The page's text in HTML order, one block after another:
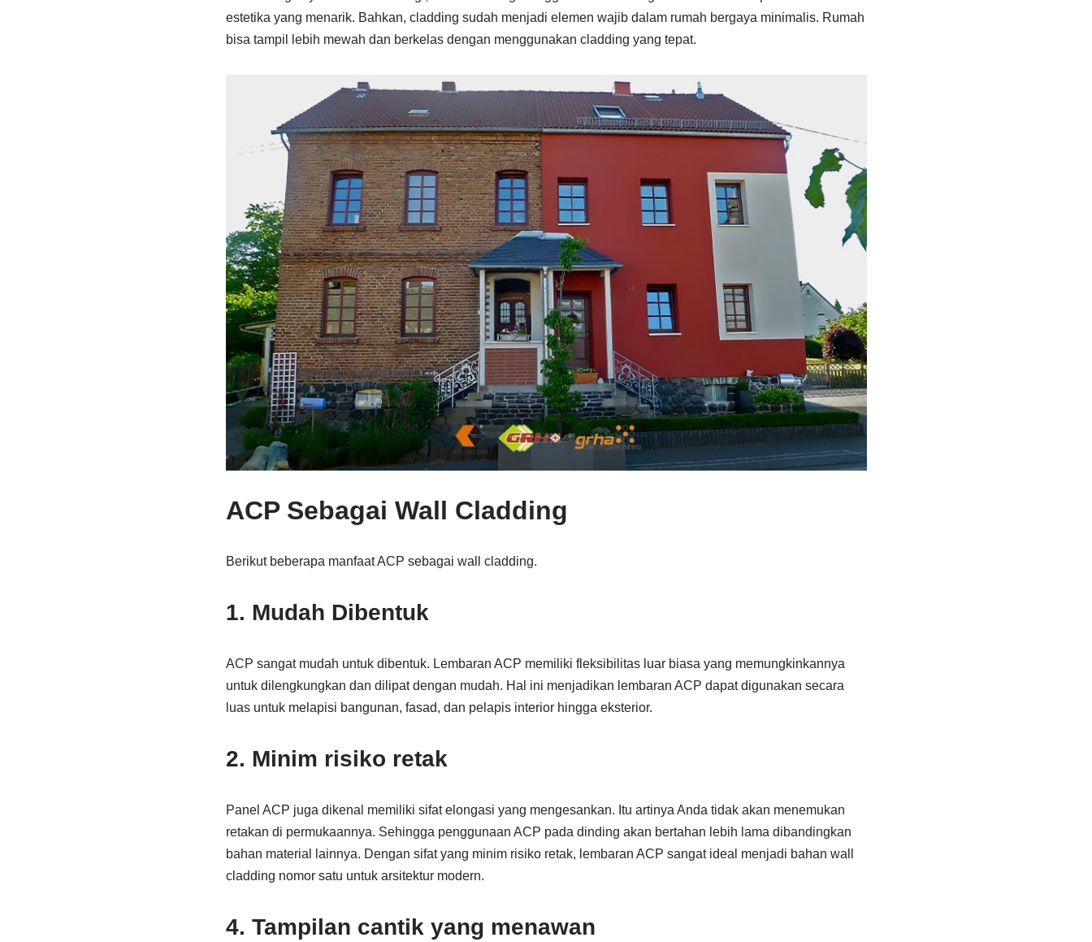
estetika yang menarik. Bahkan, cladding sudah menjadi elemen wajib dalam rumah bergaya minimalis. Rumah
bisa tampil lebih mewah dan berkelas dengan menggunakan cladding yang tepat.
ACP Sebagai Wall Cladding
Berikut beberapa manfaat ACP sebagai wall cladding.
1. Mudah Dibentuk
ACP sangat mudah untuk dibentuk. Lembaran ACP memiliki fleksibilitas luar biasa yang memungkinkannya
untuk dilengkungkan dan dilipat dengan mudah. Hal ini menjadikan lembaran ACP dapat digunakan secara
luas untuk melapisi bangunan, fasad, dan pelapis interior hingga eksterior.
2. Minim risiko retak
Panel ACP juga dikenal memiliki sifat elongasi yang mengesankan. Itu artinya Anda tidak akan menemukan
retakan di permukaannya. Sehingga penggunaan ACP pada dinding akan bertahan lebih lama dibandingkan
bahan material lainnya. Dengan sifat yang minim risiko retak, lembaran ACP sangat ideal menjadi bahan wall
cladding nomor satu untuk arsitektur modern.
4. Tampilan cantik yang menawan